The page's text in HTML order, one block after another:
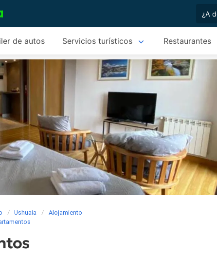
de autos Servicios turísticos Restaurantes
Ushuaia
Alojamiento